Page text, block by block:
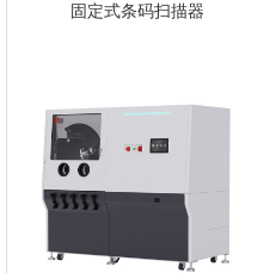
固定式条码扫描器